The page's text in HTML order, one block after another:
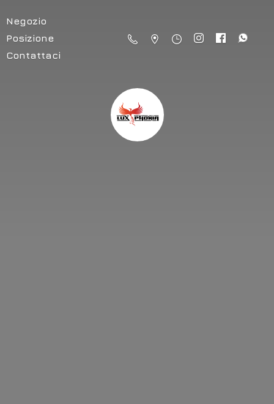
Negozio
Posizione
Contattaci